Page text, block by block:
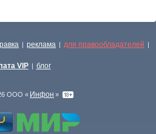
| реклама | для правообладателей |
VIP | блог
ООО « Инфон »